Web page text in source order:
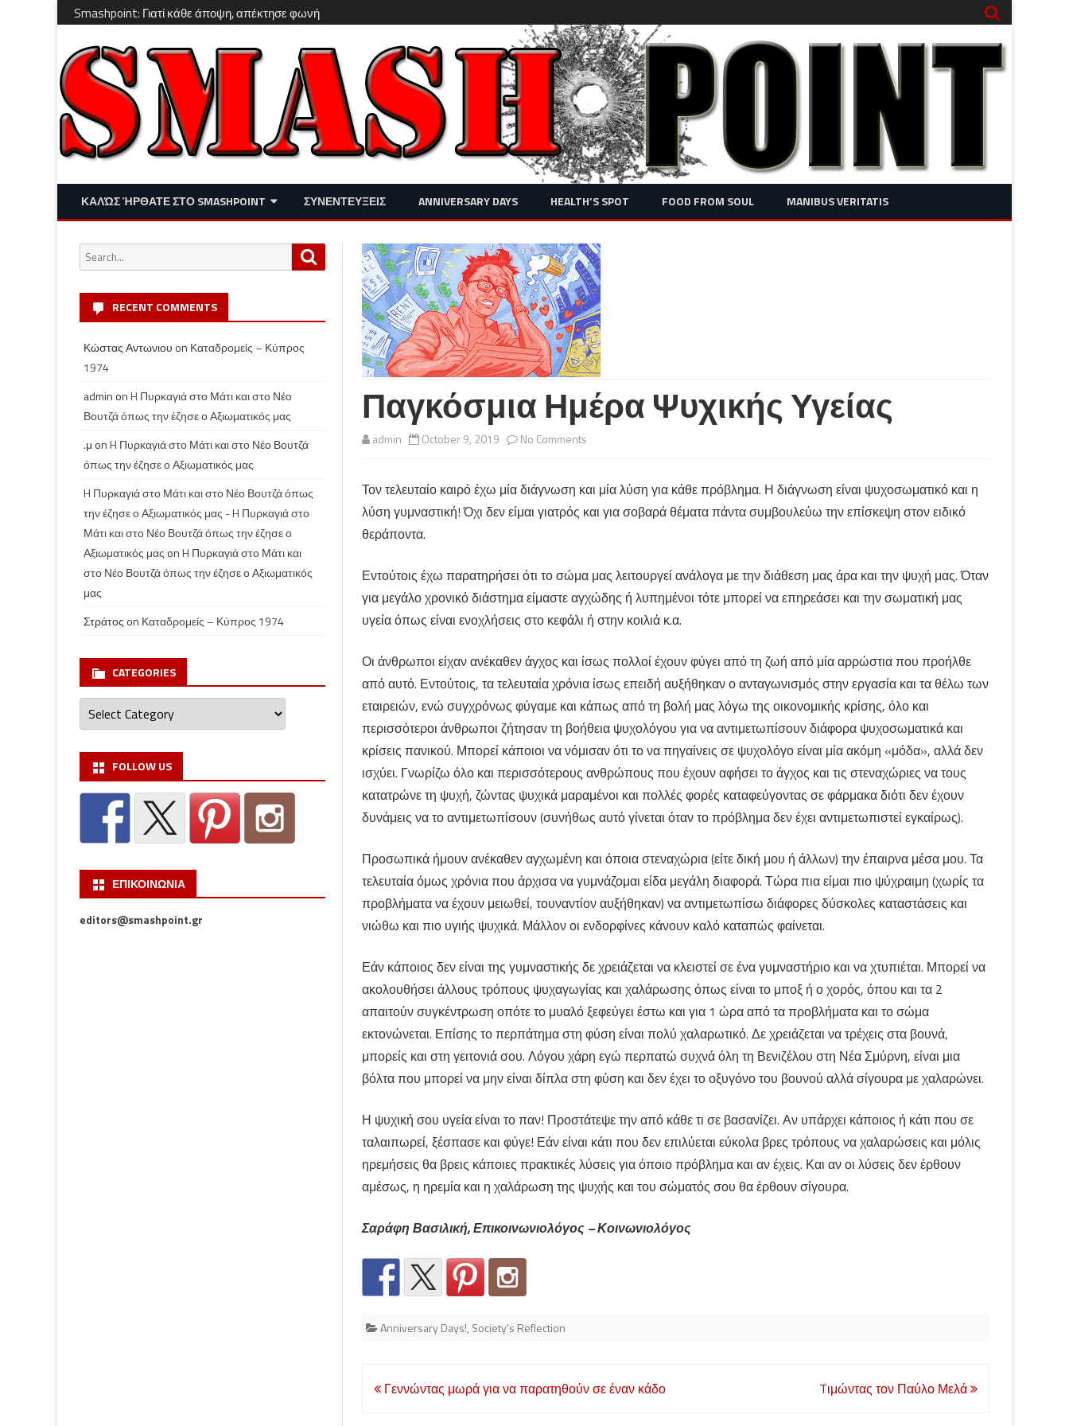
Smashpoint: Γιατί κάθε άποψη, απέκτησε φωνή
Skip
content
ΚΑΛΏΣ ΉΡΘΑΤΕ ΣΤΟ SMASHPOINT
ΔΙΑΣΚΈΔΑΣΗ – LIFESTYLE
ΣΥΝΕΝΤΕΥΞΕΙΣ ANNIVERSARY DAYS HEALTH’S SPOT FOOD FROM SOUL MANIBUS VERITATIS
Παγκόσμια Ημέρα Ψυχικής Υγείας
admin October 9, 2019 No Commentson
Ημέρα
Ψυχικής
Τον τελευταίο καιρό έχω μία διάγνωση και μία λύση για κάθε πρόβλημα. Η διάγνωση είναι ψυχοσωματικό και η
λύση γυμναστική! Όχι δεν είμαι γιατρός και για σοβαρά θέματα πάντα συμβουλεύω την επίσκεψη στον ειδικό
θεράποντα.
Εντούτοις έχω παρατηρήσει ότι το σώμα μας λειτουργεί ανάλογα με την διάθεση μας άρα και την ψυχή μας. Όταν
για μεγάλο χρονικό διάστημα είμαστε αγχώδης ή λυπημένοι τότε μπορεί να επηρεάσει και την σωματική μας
υγεία όπως είναι ενοχλήσεις στο κεφάλι ή στην κοιλιά κ.α.
Οι άνθρωποι είχαν ανέκαθεν άγχος και ίσως πολλοί έχουν φύγει από τη ζωή από μία αρρώστια που προήλθε
από αυτό. Εντούτοις, τα τελευταία χρόνια ίσως επειδή αυξήθηκαν ο ανταγωνισμός στην εργασία και τα θέλω των
εταιρειών, ενώ συγχρόνως φύγαμε και κάπως από τη βολή μας λόγω της οικονομικής κρίσης, όλο και
περισσότεροι άνθρωποι ζήτησαν τη βοήθεια ψυχολόγου για να αντιμετωπίσουν διάφορα ψυχοσωματικά και
κρίσεις πανικού. Μπορεί κάποιοι να νόμισαν ότι το να πηγαίνεις σε ψυχολόγο είναι μία ακόμη «μόδα», αλλά δεν
ισχύει. Γνωρίζω όλο και περισσότερους ανθρώπους που έχουν αφήσει το άγχος και τις στεναχώριες να τους
κατατρώνε τη ψυχή, ζώντας ψυχικά μαραμένοι και πολλές φορές καταφεύγοντας σε φάρμακα διότι δεν έχουν
δυνάμεις να το αντιμετωπίσουν (συνήθως αυτό γίνεται όταν το πρόβλημα δεν έχει αντιμετωπιστεί εγκαίρως).
Προσωπικά ήμουν ανέκαθεν αγχωμένη και όποια στεναχώρια (είτε δική μου ή άλλων) την έπαιρνα μέσα μου. Τα
τελευταία όμως χρόνια που άρχισα να γυμνάζομαι είδα μεγάλη διαφορά. Τώρα πια είμαι πιο ψύχραιμη (χωρίς τα
προβλήματα να έχουν μειωθεί, τουναντίον αυξήθηκαν) να αντιμετωπίσω διάφορες δύσκολες καταστάσεις και
νιώθω και πιο υγιής ψυχικά. Μάλλον οι ενδορφίνες κάνουν καλό καταπώς φαίνεται.
Εάν κάποιος δεν είναι της γυμναστικής δε χρειάζεται να κλειστεί σε ένα γυμναστήριο και να χτυπιέται. Μπορεί να
ακολουθήσει άλλους τρόπους ψυχαγωγίας και χαλάρωσης όπως είναι το μποξ ή ο χορός, όπου και τα 2
απαιτούν συγκέντρωση οπότε το μυαλό ξεφεύγει έστω και για 1 ώρα από τα προβλήματα και το σώμα
εκτονώνεται. Επίσης το περπάτημα στη φύση είναι πολύ χαλαρωτικό. Δε χρειάζεται να τρέχεις στα βουνά,
μπορείς και στη γειτονιά σου. Λόγου χάρη εγώ περπατώ συχνά όλη τη Βενιζέλου στη Νέα Σμύρνη, είναι μια
βόλτα που μπορεί να μην είναι δίπλα στη φύση και δεν έχει το οξυγόνο του βουνού αλλά σίγουρα με χαλαρώνει.
Η ψυχική σου υγεία είναι το παν! Προστάτεψε την από κάθε τι σε βασανίζει. Αν υπάρχει κάποιος ή κάτι που σε
ταλαιπωρεί, ξέσπασε και φύγε! Εάν είναι κάτι που δεν επιλύεται εύκολα βρες τρόπους να χαλαρώσεις και μόλις
ηρεμήσεις θα βρεις κάποιες πρακτικές λύσεις για όποιο πρόβλημα και αν έχεις. Και αν οι λύσεις δεν έρθουν
αμέσως, η ηρεμία και η χαλάρωση της ψυχής και του σώματός σου θα έρθουν σίγουρα.
Σαράφη Βασιλική, Επικοινωνιολόγος – Κοινωνιολόγος
Anniversary Days!, Society's Reflection
Post
Γεννώντας μωρά για να παρατηθούν σε έναν κάδο Tιμώντας τον Παύλο Μελά
Search
for:
RECENT COMMENTS
Κώστας Αντωνιου on Καταδρομείς – Κύπρος
1974
admin onH Πυρκαγιά στο Μάτι και στο Νέο
Βουτζά όπως την έζησε ο Αξιωματικός μας
.μ onH Πυρκαγιά στο Μάτι και στο Νέο Βουτζά
όπως την έζησε ο Αξιωματικός μας
H Πυρκαγιά στο Μάτι και στο Νέο Βουτζά όπως
την έζησε ο Αξιωματικός μας - H Πυρκαγιά στο
Μάτι και στο Νέο Βουτζά όπως την έζησε ο
Αξιωματικός μας onH Πυρκαγιά στο Μάτι και
στο Νέο Βουτζά όπως την έζησε ο Αξιωματικός
μας
Στράτος on Καταδρομείς – Κύπρος 1974
CATEGORIES
Categories
FOLLOW US
ΕΠΙΚΟΙΝΩΝΙΑ
editors@smashpoint.gr